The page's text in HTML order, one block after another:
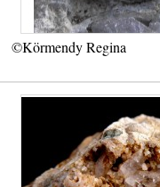
©Körmendy Regina